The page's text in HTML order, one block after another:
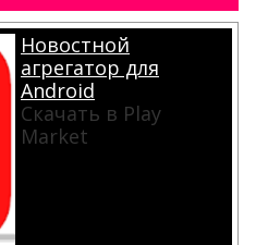
Новостной
агрегатор для
Android
Скачать в Play
Market